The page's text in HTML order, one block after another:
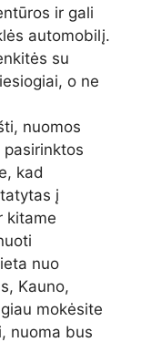
ir gali
automobilį.
su
o ne
nuomos
kad
į
kitame
nuo
Kauno,
mokėsite
nuoma bus